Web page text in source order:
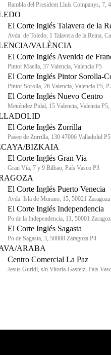
Rambla del President Lluís Companys, 7,
El Corte Inglés Talavera de la
Avda. de Toledo, 1 Talavera de la Reina,
VALÈNCIA
El Corte Inglés Avenida de
Pintor Maella, 37 Valencia, Valencia P5
El Corte Inglés Pintor Sorolla-
Pintor Sorolla, 26 Valencia, Valencia P5,
El Corte Inglés Nuevo Centro
Menéndez Pidal, 15 Valencia, Valencia P5,
El Corte Inglés Zorrilla
Paseo de Zorrilla, 130 47006 Valladolid P5
BIZKAIA
El Corte Inglés Gran Via
Gran Vía, 7 y 9 Bilbao, País Vasco P3
El Corte Inglés Puerto Venecia
Avda. Isla de Murano, 15, 50021
El Corte Inglés Independencia
Po de la Independencia, 11, 50001
El Corte Inglés Sagasta
Po de Sagasta, 3, 50008 Zaragoza P4
ARABA
Centro Comercial La Paz
Jesus Guridi, s/n Vitoria-Gasteiz, País